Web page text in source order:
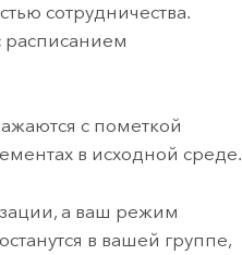
сотрудничества.
расписанием
с пометкой
в исходной среде.
а ваш режим
в вашей группе,